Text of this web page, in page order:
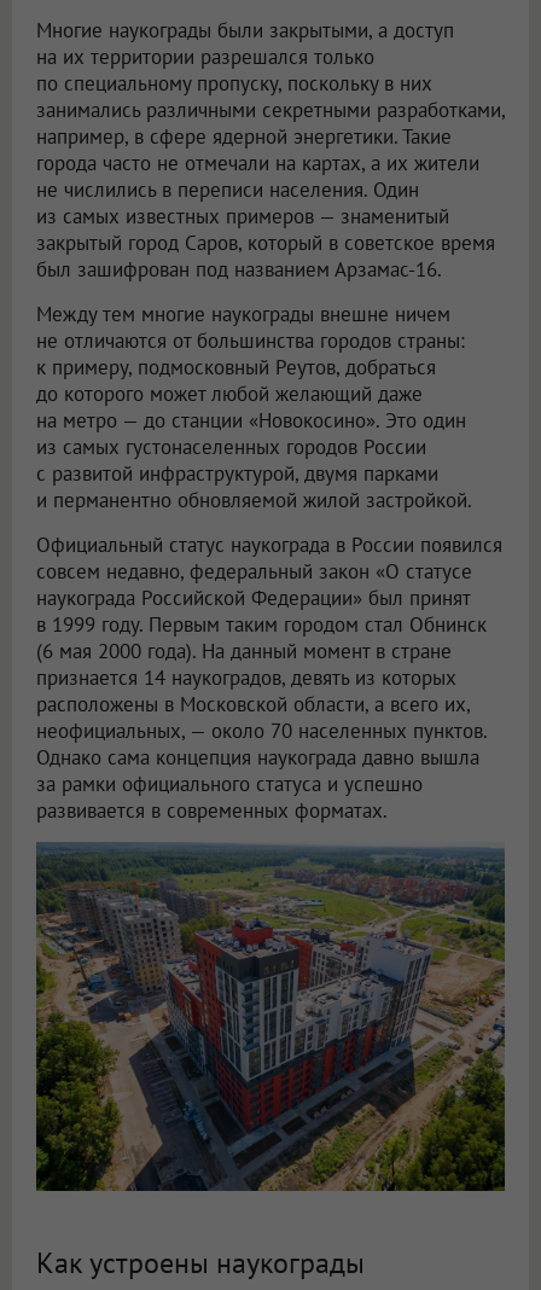
Многие наукограды были закрытыми, а доступ
на их территории разрешался только
по специальному пропуску, поскольку в них
занимались различными секретными разработками,
например, в сфере ядерной энергетики. Такие
города часто не отмечали на картах, а их жители
не числились в переписи населения. Один
из самых известных примеров — знаменитый
закрытый город Саров, который в советское время
был зашифрован под названием Арзамас-16.
Между тем многие наукограды внешне ничем
не отличаются от большинства городов страны:
к примеру, подмосковный Реутов, добраться
до которого может любой желающий даже
на метро — до станции «Новокосино». Это один
из самых густонаселенных городов России
с развитой инфраструктурой, двумя парками
и перманентно обновляемой жилой застройкой.
Официальный статус наукограда в России появился
совсем недавно, федеральный закон «О статусе
наукограда Российской Федерации» был принят
в 1999 году. Первым таким городом стал Обнинск
(6 мая 2000 года). На данный момент в стране
признается 14 наукоградов, девять из которых
расположены в Московской области, а всего их,
неофициальных, — около 70 населенных пунктов.
Однако сама концепция наукограда давно вышла
за рамки официального статуса и успешно
развивается в современных форматах.
Как устроены наукограды